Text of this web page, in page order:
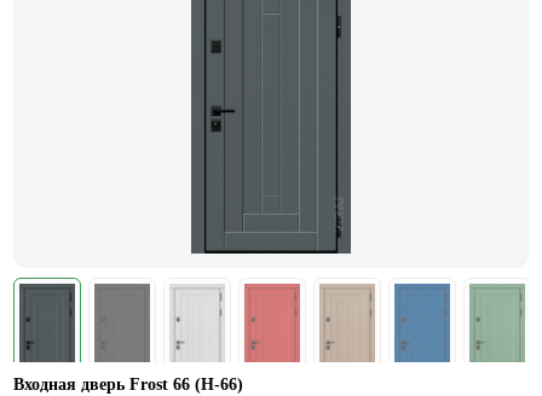
Входная дверь Frost 66 (Н-66)